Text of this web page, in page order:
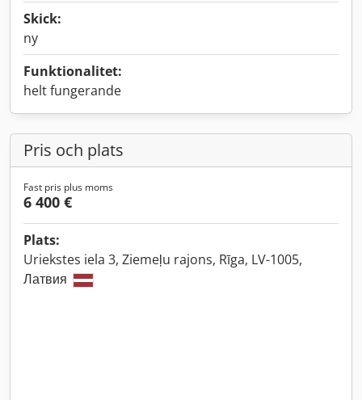
Skick:
ny
Funktionalitet:
helt fungerande
Pris och plats
Fast pris plus moms
6 400 €
Plats:
Uriekstes iela 3, Ziemeļu rajons, Rīga, LV-1005,
Латвия